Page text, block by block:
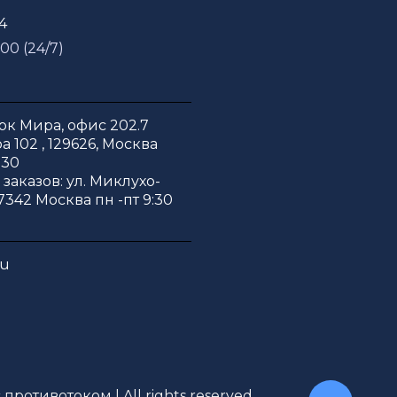
(24/7)
Мира, офис 202.7
102 , 129626, Москва
ул. Миклухо-
Москва пн -пт 9:30